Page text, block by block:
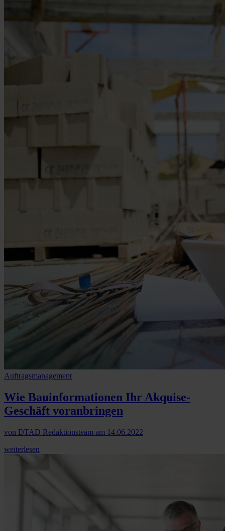
Auftragsmanagement
Wie Bauinformationen Ihr Akquise-
Geschäft voranbringen
von DTAD Redaktionsteam am 14.06.2022
weiterlesen